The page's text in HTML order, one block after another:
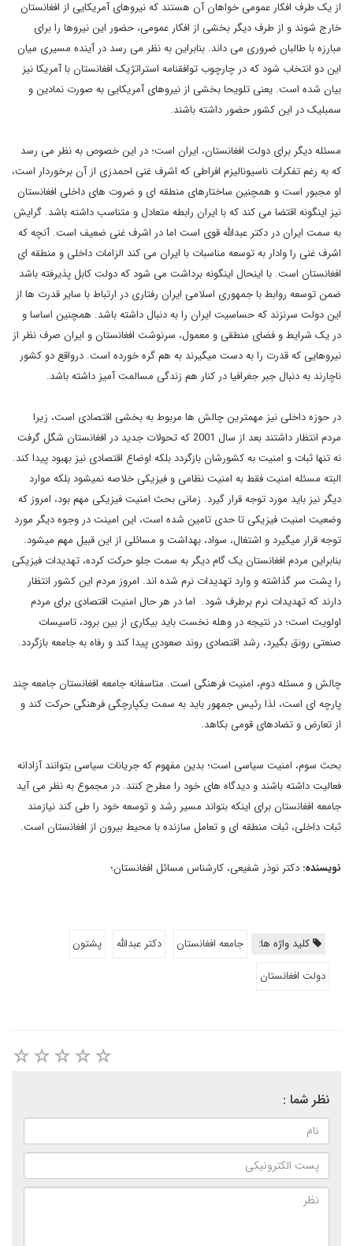
از یک طرف افکار عمومی خواهان آن هستند که نیروهای آمریکایی از افغانستان
خارج شوند و از طرف دیگر بخشی از افکار عمومی، حضور این نیروها را برای
مبارزه با طالبان ضروری می داند. بنابراین به نظر می رسد در آینده مسیری میان
این دو انتخاب شود که در چارچوب توافقنامه استراتژیک افغانستان با آمریکا نیز
بیان شده است. یعنی تلویحا بخشی از نیروهای آمریکایی به صورت نمادین و
سمبلیک در این کشور حضور داشته باشند.
مسئله دیگر برای دولت افغانستان، ایران است؛ در این خصوص به نظر می رسد
که به رغم تفکرات ناسیونالیزم افراطی که اشرف غنی احمدزی از آن برخوردار است،
او مجبور است و همچنین ساختارهای منطقه ای و ضروت های داخلی افغانستان
نیز اینگونه اقتضا می کند که با ایران رابطه متعادل و متناسب داشته باشد. گرایش
به سمت ایران در دکتر عبدالله قوی است اما در اشرف غنی ضعیف است. آنچه که
اشرف غنی را وادار به توسعه مناسبات با ایران می کند الزامات داخلی و منطقه ای
افغانستان است. با اینحال اینگونه برداشت می شود که دولت کابل پذیرفته باشد
ضمن توسعه روابط با جمهوری اسلامی ایران رفتاری در ارتباط با سایر قدرت ها از
این دولت سرنزند که حساسیت ایران را به دنبال داشته باشد. همچنین اساسا و
در یک شرایط و فضای منطقی و معمول، سرنوشت افغانستان و ایران صرف نظر از
نیروهایی که قدرت را به دست می‎گیرند به هم گره خورده است. درواقع دو کشور
ناچارند به دنبال جبر جغرافیا در کنار هم زندگی مسالمت آمیز داشته باشد.
در حوزه داخلی نیز مهمترین چالش‏ ها مربوط به بخشی اقتصادی است، زیرا
مردم انتظار داشتند بعد از سال 2001 که تحولات جدید در افغانستان شگل گرفت
نه تنها ثبات و امنیت به کشورشان بازگردد بلکه اوضاع اقتصادی نیز بهبود پیدا کند.
البته مسئله امنیت فقط به امنیت نظامی و فیزیکی خلاصه نمی‎شود بلکه موارد
دیگر نیز باید مورد توجه قرار گیرد. زمانی بحث امنیت فیزیکی مهم بود، امروز که
وضعیت امنیت فیزیکی تا حدی تامین شده است، این امینت در وجوه دیگر مورد
توجه قرار می‎گیرد و اشتغال، سواد، بهداشت و مسائلی از این قبیل مهم می‎شود.
بنابراین مردم افغانستان یک گام دیگر به سمت جلو حرکت کرده، تهدیدات فیزیکی
را پشت سر گذاشته‎ و وارد تهدیدات نرم شده‏ اند. امروز مردم این کشور انتظار
دارند که تهدیدات نرم برطرف شود. اما در هر حال امنیت اقتصادی برای مردم
اولویت است؛ در نتیجه در وهله نخست باید بیکاری از بین برود، تاسیسات
صنعتی رونق بگیرد، رشد اقتصادی روند صعودی پیدا کند و رفاه به جامعه بازگردد.
چالش و مسئله دوم، امنیت فرهنگی است. متاسفانه جامعه افغانستان جامعه چند
پارچه‎ ای است، لذا رئیس جمهور باید به سمت یکپارچگی فرهنگی حرکت کند و
از تعارض و تضادهای قومی بکاهد.
بحث سوم، امنیت سیاسی است؛ بدین مفهوم که جریانات سیاسی بتوانند آزادانه
فعالیت داشته باشند و دیدگاه‏ های خود را مطرح کنند. در مجموع به نظر می آید
جامعه افغانستان برای اینکه بتواند مسیر رشد و توسعه خود را طی کند نیازمند
ثبات داخلی، ثبات منطقه ای و تعامل سازنده با محیط بیرون از افغانستان است.
نویسنده: دکتر نوذر شفیعی، کارشناس مسائل افغانستان؛
کلید واژه ها: جامعه افغانستان دکتر عبدالله
پشتون
دولت افغانستان
نظر شما :